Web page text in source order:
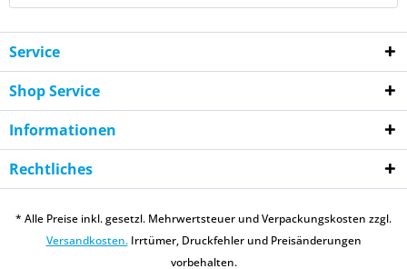
Service
Shop Service
Informationen
Rechtliches
* Alle Preise inkl. gesetzl. Mehrwertsteuer und Verpackungskosten zzgl.
Versandkosten.Irrtümer, Druckfehler und Preisänderungen
vorbehalten.